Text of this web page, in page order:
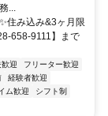
...
住み込み&3ヶ月限
658-9111】まで
迎
フリーター歓迎
経験者歓迎
ム歓迎
シフト制